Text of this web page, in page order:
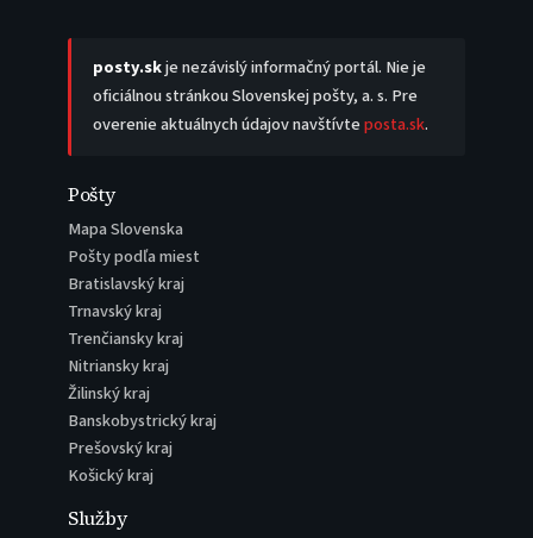
posty.skje nezávislý informačný portál. Nie je
oficiálnou stránkou Slovenskej pošty, a. s. Pre
overenie aktuálnych údajov navštívteposta.sk.
Pošty
Mapa Slovenska
Pošty podľa miest
Bratislavský kraj
Trnavský kraj
Trenčiansky kraj
Nitriansky kraj
Žilinský kraj
Banskobystrický kraj
Prešovský kraj
Košický kraj
Služby